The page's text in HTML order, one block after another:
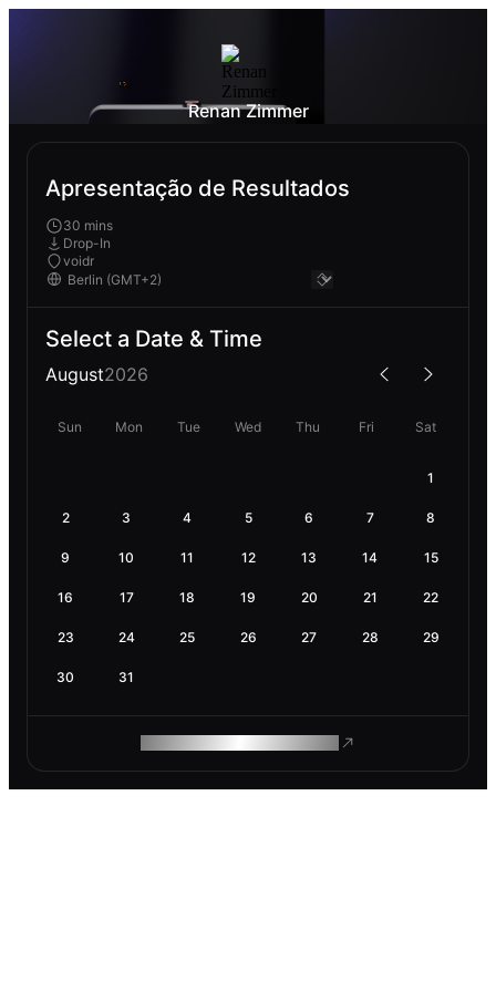
Renan Zimmer
Apresentação de Resultados
30 mins
Drop-In
voidr
Select a Date & Time
August2026
Sun Mon Tue Wed Thu Fri Sat
1
2 3 4 5 6 7 8
9 10 11 12 13 14 15
16 17 18 19 20 21 22
23 24 25 26 27 28 29
30 31